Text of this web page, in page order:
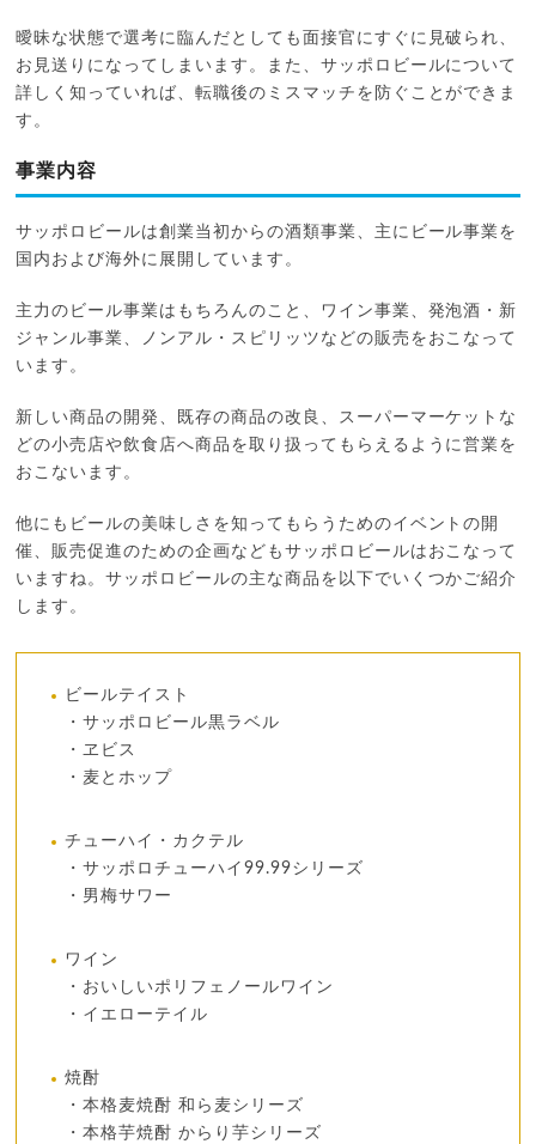
曖昧な状態で選考に臨んだとしても面接官にすぐに見破られ、
お見送りになってしまいます。また、サッポロビールについて
詳しく知っていれば、転職後のミスマッチを防ぐことができま
す。
事業内容
サッポロビールは創業当初からの酒類事業、主にビール事業を
国内および海外に展開しています。
主力のビール事業はもちろんのこと、ワイン事業、発泡酒・新
ジャンル事業、ノンアル・スピリッツなどの販売をおこなって
います。
新しい商品の開発、既存の商品の改良、スーパーマーケットな
どの小売店や飲食店へ商品を取り扱ってもらえるように営業を
おこないます。
他にもビールの美味しさを知ってもらうためのイベントの開
催、販売促進のための企画などもサッポロビールはおこなって
いますね。サッポロビールの主な商品を以下でいくつかご紹介
します。
ビールテイスト
・サッポロビール黒ラベル
・ヱビス
・麦とホップ
チューハイ・カクテル
・サッポロチューハイ99.99シリーズ
・男梅サワー
ワイン
・おいしいポリフェノールワイン
・イエローテイル
焼酎
・本格麦焼酎 和ら麦シリーズ
・本格芋焼酎 からり芋シリーズ